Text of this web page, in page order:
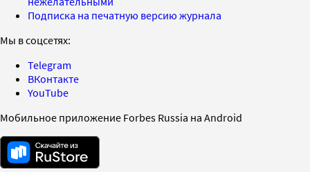
Подписка на печатную версию журнала
Мы в соцсетях:
Telegram
ВКонтакте
YouTube
Мобильное приложение Forbes Russia на Android